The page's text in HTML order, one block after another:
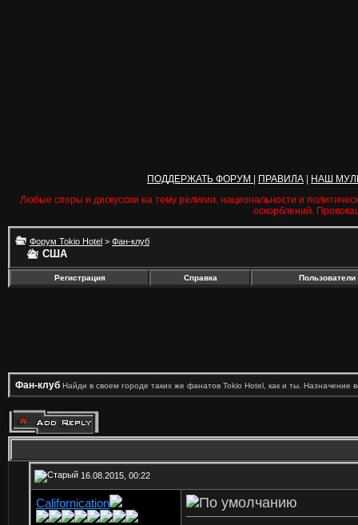
ПОДДЕРЖАТЬ ФОРУМ ПРАВИЛА
НАШ
Любые споры и дискуссии на тему религии, национальности и
оскорблений.
Форум Tokio Hotel > Фан-клуб
США
Регистрация Справка Пользователи
Фан-клуб Найди в своем городе таких же фанатов Tokio Hotel, как и ты. Назначение
16.08.2015, 00:22
Californication